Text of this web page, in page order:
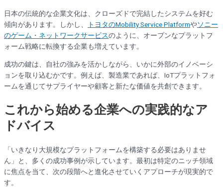
日本の伝統的な企業文化は、クローズドで完結したシステムを好む
傾向があります。しかし、
トヨタのMobility Service Platformやソニー
のゲーム・ネットワークサービスのように、オープンなプラットフ
ォーム戦略に転換する企業も増えています。
成功の鍵は、自社の強みを活かしながら、いかに外部のイノベーシ
ョンを取り込むかです。例えば、製造業であれば、IoTプラットフォ
ームを通じてサプライヤーや顧客と新たな価値を共創できます。
これから始める企業への実践的なア
ドバイス
「いきなり大規模なプラットフォームを構築する必要はありませ
ん」と、多くの成功事例が示しています。最初は特定のニッチ領域
に焦点を当て、次の段階へと進化させていくアプローチが現実的で
す。